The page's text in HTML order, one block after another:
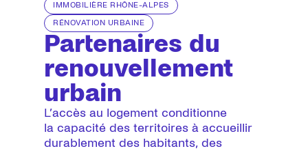
IMMOBILIÈRE RHÔNE-ALPES
RÉNOVATION URBAINE
Partenaires du
renouvellement
urbain
L’accès au logement conditionne
la capacité des territoires à accueillir
durablement des habitants, des